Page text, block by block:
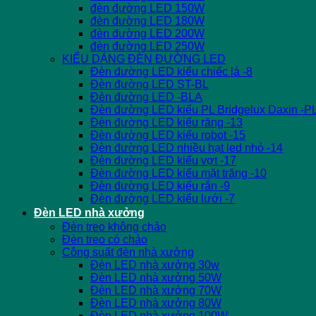
đèn đường LED 150W
đèn đường LED 180W
đèn đường LED 200W
đèn đường LED 250W
KIỂU DÁNG ĐÈN ĐƯỜNG LED
Đèn đường LED kiểu chiếc lá -8
Đèn đường LED ST-BL
Đèn đường LED -BLA
Đèn đường LED kiểu PL Bridgelux Daxin -
Đèn đường LED kiểu răng -13
Đèn đường LED kiểu robot -15
Đèn đường LED nhiều hạt led nhỏ -14
Đèn đường LED kiểu vợt -17
Đèn đường LED kiểu mặt trăng -10
Đèn đường LED kiểu rắn -9
Đèn đường LED kiểu lưới -7
Đèn LED nhà xưởng
Đèn treo không chảo
Đèn treo có chảo
Công suất đèn nhà xưởng
Đèn LED nhà xưởng 30w
Đèn LED nhà xưởng 50W
Đèn LED nhà xưởng 70W
Đèn LED nhà xưởng 80W